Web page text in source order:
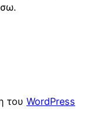
του WordPress